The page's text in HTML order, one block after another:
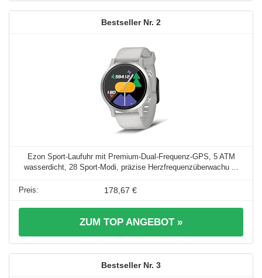
2
Ezon Sport-Laufuhr mit Premium-Dual-Frequenz-GPS, 5 ATM
wasserdicht, 28 Sport-Modi, präzise Herzfrequenzüberwachu ...
178,67 €
ZUM TOP ANGEBOT »
3